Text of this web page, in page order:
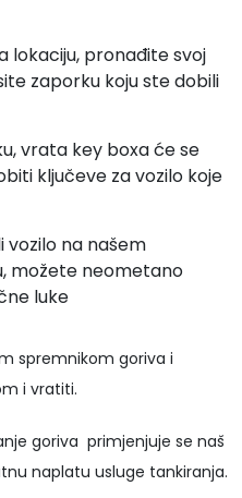
lokaciju, pronađite svoj
zaporku koju ste dobili
vrata key boxa će se
ključeve za vozilo koje
vozilo na našem
možete neometano
luke
spremnikom goriva i
i vratiti.
goriva primjenjuje se naš
naplatu usluge tankiranja.